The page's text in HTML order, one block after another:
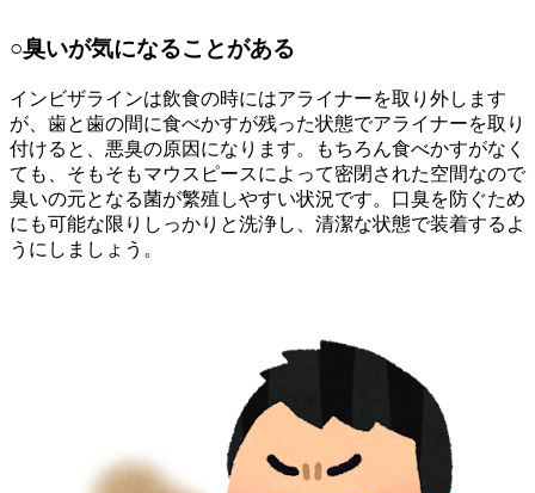
○臭いが気になることがある
インビザラインは飲食の時にはアライナーを取り外します
が、歯と歯の間に食べかすが残った状態でアライナーを取り
付けると、悪臭の原因になります。もちろん食べかすがなく
ても、そもそもマウスピースによって密閉された空間なので
臭いの元となる菌が繁殖しやすい状況です。口臭を防ぐため
にも可能な限りしっかりと洗浄し、清潔な状態で装着するよ
うにしましょう。